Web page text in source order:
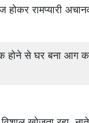
होकर रामप्यारी
से घर बना आग का